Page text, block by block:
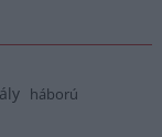
háború